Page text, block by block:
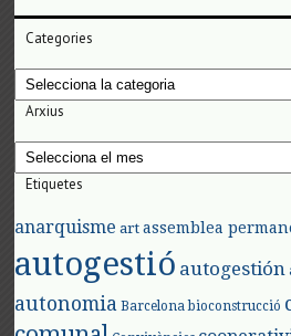
Categories
Categories
Arxius
Arxius
Etiquetes
anarquisme art assemblea
autogestió autogestión
autonomia Barcelona bioconstrucció